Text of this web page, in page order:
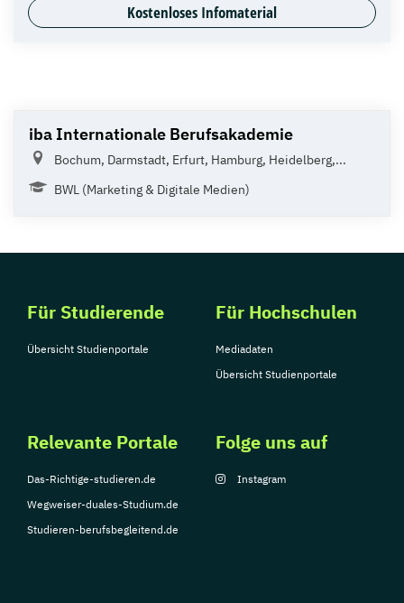
Kostenloses Infomaterial
iba Internationale Berufsakademie
Bochum, Darmstadt, Erfurt, Hamburg, Heidelberg,...
BWL (Marketing & Digitale Medien)
Für Studierende
Übersicht Studienportale
Für Hochschulen
Mediadaten
Übersicht Studienportale
Relevante Portale
Das-Richtige-studieren.de
Wegweiser-duales-Studium.de
Studieren-berufsbegleitend.de
Folge uns auf
Instagram